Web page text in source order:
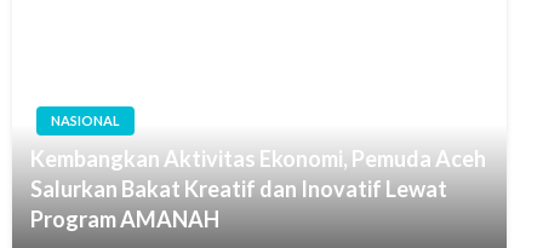
NASIONAL
Kembangkan Aktivitas Ekonomi, Pemuda Aceh
Salurkan Bakat Kreatif dan Inovatif Lewat
Program AMANAH